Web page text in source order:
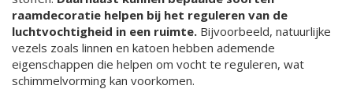
raamdecoratie helpen bij het reguleren van de
luchtvochtigheid in een ruimte. Bijvoorbeeld, natuurlijke
vezels zoals linnen en katoen hebben ademende
eigenschappen die helpen om vocht te reguleren, wat
schimmelvorming kan voorkomen.